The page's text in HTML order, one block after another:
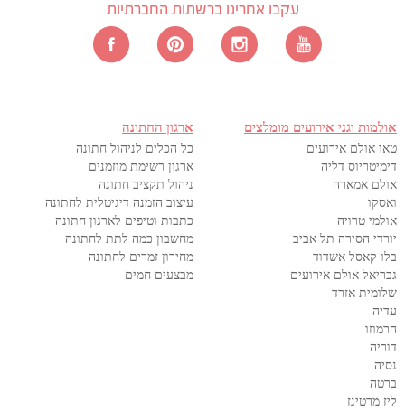
עקבו אחרינו ברשתות החברתיות
אולמות וגני אירועים מומלצים
טאו אולם אירועים
דימיטריוס דליה
אולם אמארה
ואסקו
אולמי טרויה
יורדי הסירה תל אביב
בלו קאסל אשדוד
גבריאל אולם אירועים
שלומית אזרד
עדיה
הרמוזו
דוריה
נסיה
ברטה
ליז מרטינז
ארגון החתונה
כל הכלים לניהול חתונה
ארגון רשימת מוזמנים
ניהול תקציב חתונה
עיצוב הזמנה דיגיטלית לחתונה
כתבות וטיפים לארגון חתונה
מחשבון כמה לתת לחתונה
מחירון זמרים לחתונה
מבצעים חמים